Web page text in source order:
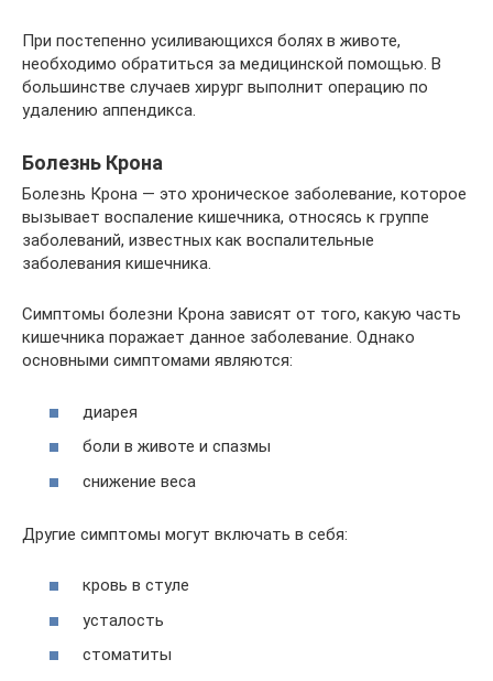
При постепенно усиливающихся болях в животе,
необходимо обратиться за медицинской помощью. В
большинстве случаев хирург выполнит операцию по
удалению аппендикса.
Болезнь Крона
Болезнь Крона — это хроническое заболевание, которое
вызывает воспаление кишечника, относясь к группе
заболеваний, известных как воспалительные
заболевания кишечника.
Симптомы болезни Крона зависят от того, какую часть
кишечника поражает данное заболевание. Однако
основными симптомами являются:
диарея
боли в животе и спазмы
снижение веса
Другие симптомы могут включать в себя:
кровь в стуле
усталость
стоматиты